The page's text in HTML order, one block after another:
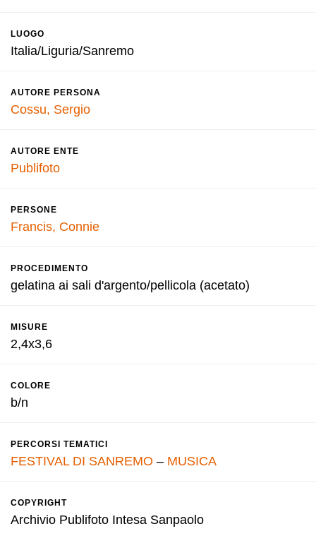
LUOGO
Italia/Liguria/Sanremo
AUTORE PERSONA
Cossu, Sergio
AUTORE ENTE
Publifoto
PERSONE
Francis, Connie
PROCEDIMENTO
gelatina ai sali d'argento/pellicola (acetato)
MISURE
2,4x3,6
COLORE
b/n
PERCORSI TEMATICI
FESTIVAL DI SANREMO – MUSICA
COPYRIGHT
Archivio Publifoto Intesa Sanpaolo